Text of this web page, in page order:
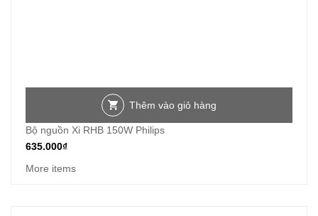
Thêm vào giỏ hàng
Bộ nguồn Xi RHB 150W Philips
635.000₫
More items